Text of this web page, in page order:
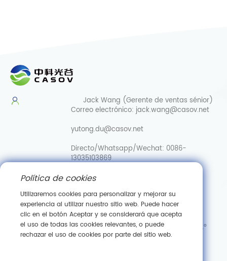
Jack Wang (Gerente de ventas sénior)
Correo electrónico: jack.wang@casov.net
yutong.du@casov.net
Directo/Whatsapp/Wechat: 0086-
13035103869
Servicios y sugerencias
Directo/Whatsapp/Wechat:0086-
15307143249
Centro de Innovación en Biología Sintética de WuhanN.º
89, Calle Gaokeyuan 3.ªZona de Desarrollo de Nuevas
Política de cookies
Utilizaremos cookies para personalizar y mejorar su
experiencia al utilizar nuestro sitio web. Puede hacer
clic en el botón Aceptar y se considerará que acepta
el uso de todas las cookies relevantes, o puede
rechazar el uso de cookies por parte del sitio web.